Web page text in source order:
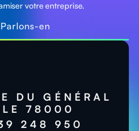
votre entreprise.
Parlons-en
DU GÉNÉRAL
78000
248 950